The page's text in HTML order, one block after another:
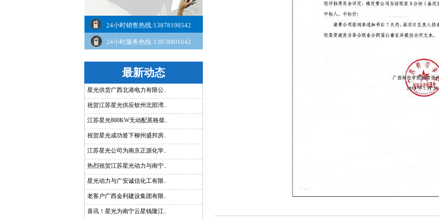
24小时销售热线:13878198542
24小时服务热线:13878801642
最新动态
星光供货广西北港电力有限公..
祝贺江苏星光供应钦州北部湾..
江苏星光800KW无动配英格柴..
祝贺星光成功签下柳州盛邦房..
江苏星光公司为南京正源化学..
热烈祝贺江苏星光动力与南宁..
星光动力与广安诚信化工有限..
老客户广西金利建设集团有限..
喜讯！星光为南宁云星钱隆江..